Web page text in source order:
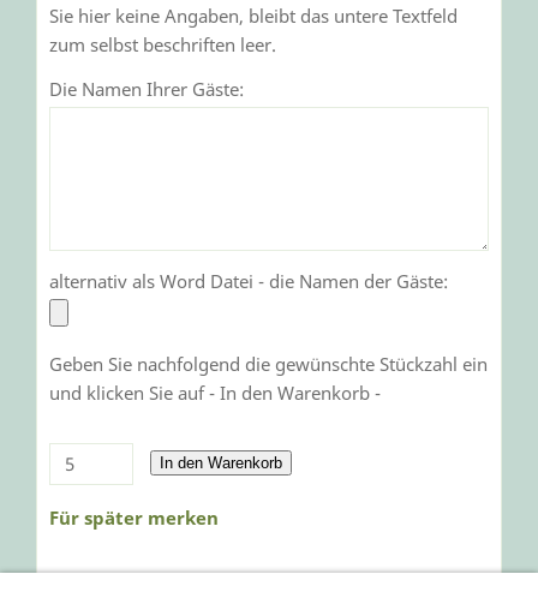
Sie hier keine Angaben, bleibt das untere Textfeld
zum selbst beschriften leer.
Die Namen Ihrer Gäste:
alternativ als Word Datei - die Namen der Gäste:
Geben Sie nachfolgend die gewünschte Stückzahl ein
und klicken Sie auf - In den Warenkorb -
In den Warenkorb
Für später merken